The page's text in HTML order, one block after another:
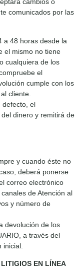
cambios o
comunicados por las
a 48 horas desde la
el mismo no tiene
cualquiera de los
el
cumple con los
cliente.
defecto, el
dinero y remitirá de
y cuando éste no
deberá ponerse
correo electrónico
de Atención al
y número de
devolución de los
a través del
EN LÍNEA